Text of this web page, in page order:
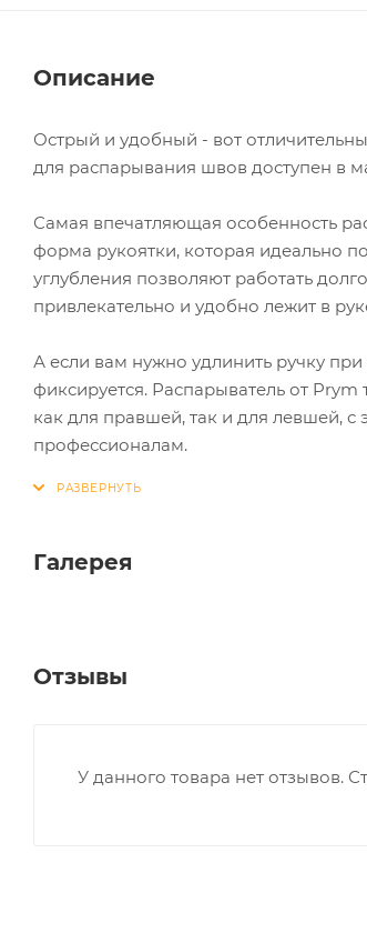
Описание
Острый и удобный - вот
для распарывания швов доступен в
Самая впечатляющая особенность
форма рукоятки, которая идеально
углубления позволяют работать
привлекательно и удобно лежит в
А если вам нужно удлинить ручку
фиксируется. Распарыватель от
как для правшей, так и для левшей,
профессионалам.
Галерея
Отзывы
У данного товара нет отзывов.